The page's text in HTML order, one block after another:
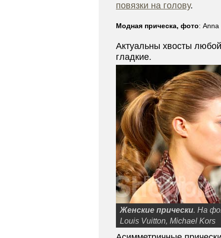
повязки на голову.
Модная прическа, фото: Anna
Актуальны хвосты
гладкие.
Женские прически. На
Louis Vuitton, Michael Kors